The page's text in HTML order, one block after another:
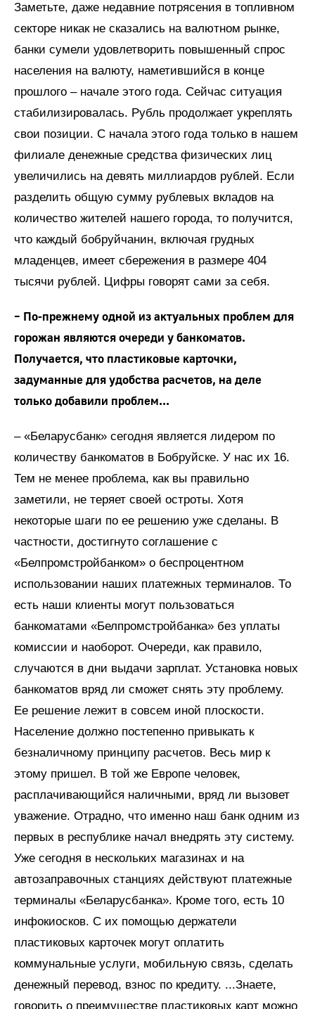
Заметьте, даже недавние потрясения в топливном
секторе никак не сказались на валютном рынке,
банки сумели удовлетворить повышенный спрос
населения на валюту, наметившийся в конце
прошлого – начале этого года. Сейчас ситуация
стабилизировалась. Рубль продолжает укреплять
свои позиции. С начала этого года только в нашем
филиале денежные средства физических лиц
увеличились на девять миллиардов рублей. Если
разделить общую сумму рублевых вкладов на
количество жителей нашего города, то получится,
что каждый бобруйчанин, включая грудных
младенцев, имеет сбережения в размере 404
тысячи рублей. Цифры говорят сами за себя.
– По-прежнему одной из актуальных проблем для
горожан являются очереди у банкоматов.
Получается, что пластиковые карточки,
задуманные для удобства расчетов, на деле
только добавили проблем...
– «Беларусбанк» сегодня является лидером по
количеству банкоматов в Бобруйске. У нас их 16.
Тем не менее проблема, как вы правильно
заметили, не теряет своей остроты. Хотя
некоторые шаги по ее решению уже сделаны. В
частности, достигнуто соглашение с
«Белпромстройбанком» о беспроцентном
использовании наших платежных терминалов. То
есть наши клиенты могут пользоваться
банкоматами «Белпромстройбанка» без уплаты
комиссии и наоборот. Очереди, как правило,
случаются в дни выдачи зарплат. Установка новых
банкоматов вряд ли сможет снять эту проблему.
Ее решение лежит в совсем иной плоскости.
Население должно постепенно привыкать к
безналичному принципу расчетов. Весь мир к
этому пришел. В той же Европе человек,
расплачивающийся наличными, вряд ли вызовет
уважение. Отрадно, что именно наш банк одним из
первых в республике начал внедрять эту систему.
Уже сегодня в нескольких магазинах и на
автозаправочных станциях действуют платежные
терминалы «Беларусбанка». Кроме того, есть 10
инфокиосков. С их помощью держатели
пластиковых карточек могут оплатить
коммунальные услуги, мобильную связь, сделать
денежный перевод, взнос по кредиту. ...Знаете,
говорить о преимуществе пластиковых карт можно